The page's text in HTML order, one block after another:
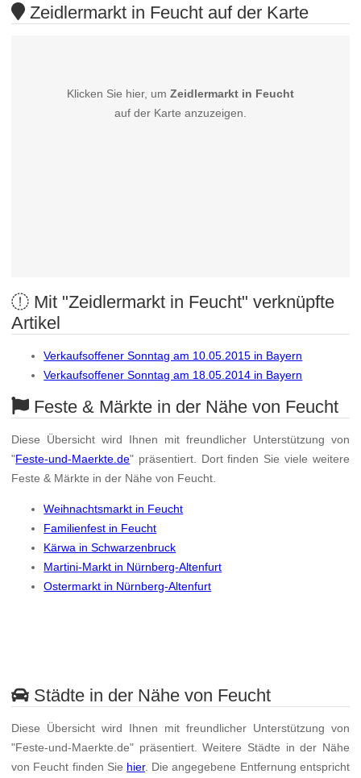
Zeidlermarkt in Feucht auf der Karte
Klicken Sie hier, um Zeidlermarkt in Feucht
auf der Karte anzuzeigen.
Mit "Zeidlermarkt in Feucht" verknüpfte
Artikel
Verkaufsoffener Sonntag am 10.05.2015 in Bayern
Verkaufsoffener Sonntag am 18.05.2014 in Bayern
Feste & Märkte in der Nähe von Feucht
Diese Übersicht wird Ihnen mit freundlicher Unterstützung von
"Feste-und-Maerkte.de" präsentiert. Dort finden Sie viele weitere
Feste & Märkte in der Nähe von Feucht.
Weihnachtsmarkt in Feucht
Familienfest in Feucht
Kärwa in Schwarzenbruck
Martini-Markt in Nürnberg-Altenfurt
Ostermarkt in Nürnberg-Altenfurt
Städte in der Nähe von Feucht
Diese Übersicht wird Ihnen mit freundlicher Unterstützung von
"Feste-und-Maerkte.de" präsentiert. Weitere Städte in der Nähe
von Feucht finden Sie hier. Die angegebene Entfernung entspricht